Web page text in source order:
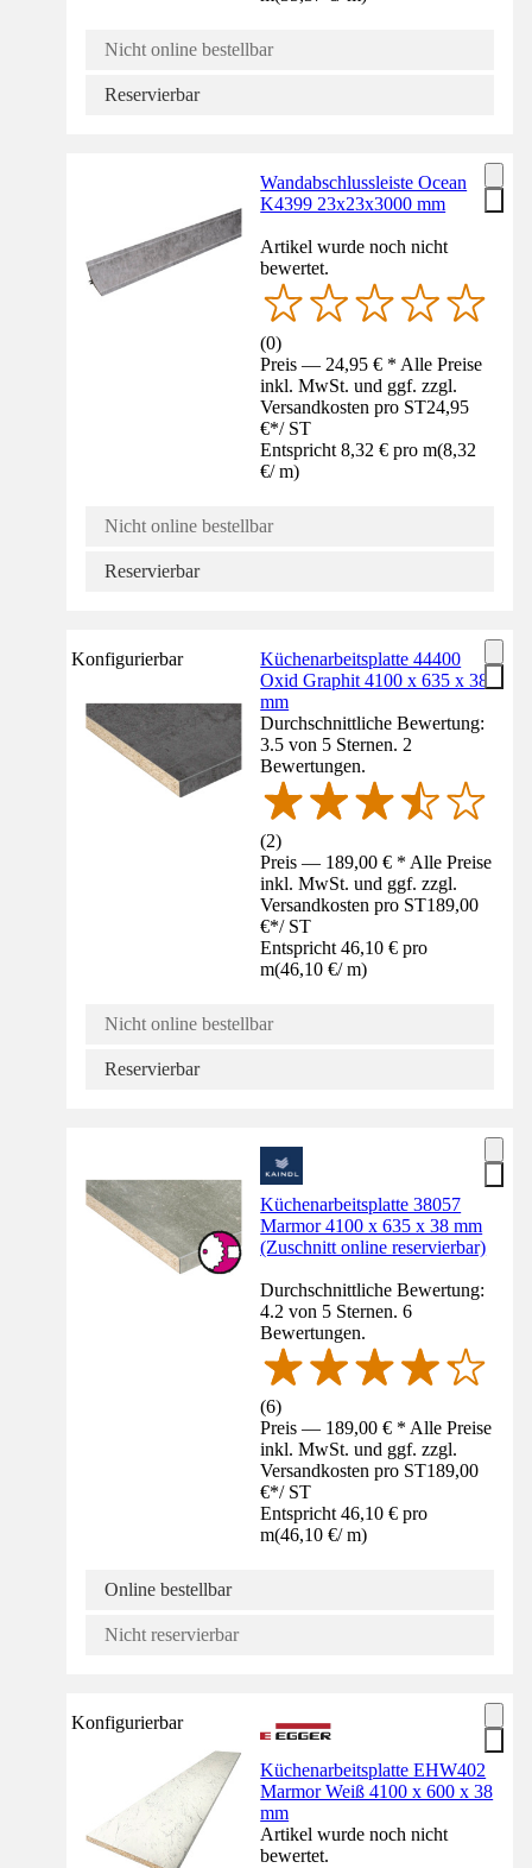
Nicht online bestellbar
Reservierbar
Wandabschlussleiste Ocean
K4399 23x23x3000 mm
Artikel wurde noch nicht
bewertet.
(0)
Preis — 24,95 € * Alle Preise
inkl. MwSt. und ggf. zzgl.
Versandkosten pro ST24,95
€*/ ST
Entspricht 8,32 € pro m(8,32
€/ m)
Nicht online bestellbar
Reservierbar
Konfigurierbar
Küchenarbeitsplatte 44400
Oxid Graphit 4100 x 635 x 38
mm
Durchschnittliche Bewertung:
3.5 von 5 Sternen. 2
Bewertungen.
(2)
Preis — 189,00 € * Alle Preise
inkl. MwSt. und ggf. zzgl.
Versandkosten pro ST189,00
€*/ ST
Entspricht 46,10 € pro
m(46,10 €/ m)
Nicht online bestellbar
Reservierbar
Küchenarbeitsplatte 38057
Marmor 4100 x 635 x 38 mm
(Zuschnitt online reservierbar)
Durchschnittliche Bewertung:
4.2 von 5 Sternen. 6
Bewertungen.
(6)
Preis — 189,00 € * Alle Preise
inkl. MwSt. und ggf. zzgl.
Versandkosten pro ST189,00
€*/ ST
Entspricht 46,10 € pro
m(46,10 €/ m)
Online bestellbar
Nicht reservierbar
Konfigurierbar
Küchenarbeitsplatte EHW402
Marmor Weiß 4100 x 600 x 38
mm
Artikel wurde noch nicht
bewertet.